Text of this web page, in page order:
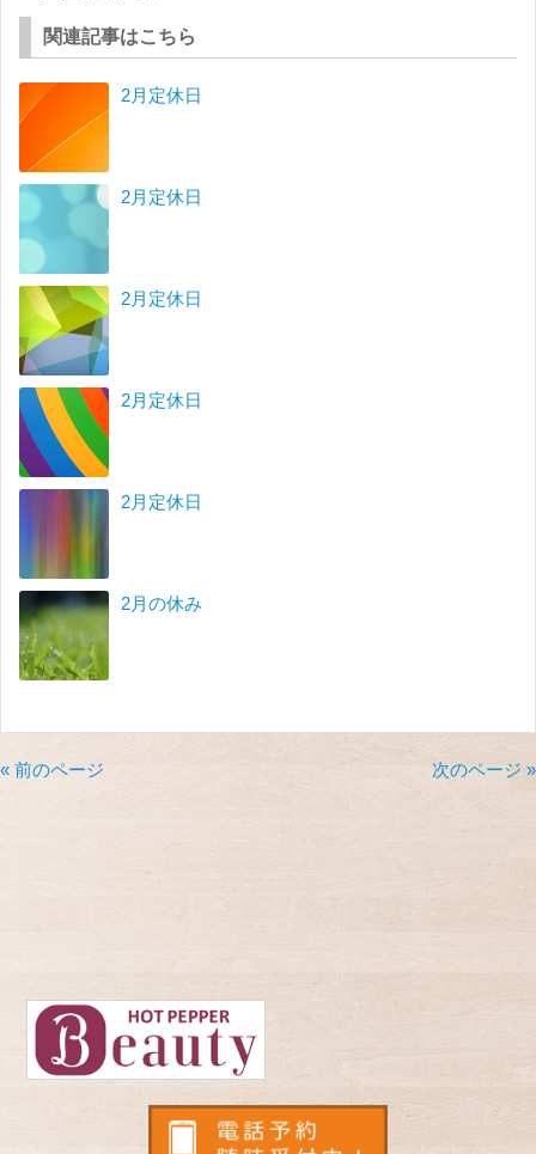
関連記事はこちら
2月定休日
2月定休日
2月定休日
2月定休日
2月定休日
2月の休み
« 前のページ 次のページ »